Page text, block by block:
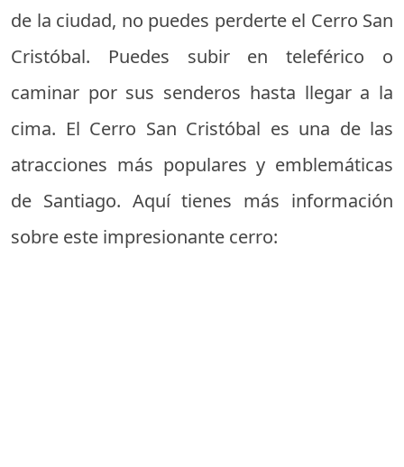
de la ciudad, no puedes perderte el Cerro San
Cristóbal. Puedes subir en teleférico o
caminar por sus senderos hasta llegar a la
cima. El Cerro San Cristóbal es una de las
atracciones más populares y emblemáticas
de Santiago. Aquí tienes más información
sobre este impresionante cerro: